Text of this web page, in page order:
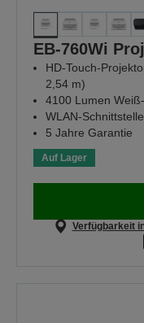
EB-760Wi
HD-Touch-
2,54 m)
4100 Lumen
WLAN-Schnittstelle
5 Jahre Garantie
Auf Lager
Verfügbarkeit